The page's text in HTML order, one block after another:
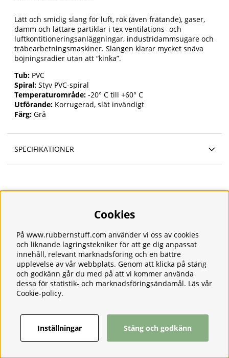
Lätt och smidig slang för luft, rök (även frätande), gaser,
damm och lättare partiklar i tex ventilations- och
luftkontitioneringsanläggningar, industridammsugare och
träbearbetningsmaskiner. Slangen klarar mycket snäva
böjningsradier utan att “kinka”.
Tub: PVC
Spiral: Styv PVC-spiral
Temperaturområde: -20° C till +60° C
Utförande: Korrugerad, slät invändigt
Färg: Grå
SPECIFIKATIONER
Frakt
Integritetspolicy
Kontakt
Kundservice
Köpvillkor
Tjänster
Ångerrätt & Returer
Om oss
Cookies
På www.rubbernstuff.com använder vi oss av cookies
och liknande lagringstekniker för att ge dig anpassat
innehåll, relevant marknadsföring och en bättre
upplevelse av vår webbplats. Genom att klicka på stäng
och godkänn går du med på att vi kommer använda
dessa för statistik- och marknadsföringsändamål. Läs vår
Cookie-policy.
Inställningar Stäng och godkänn